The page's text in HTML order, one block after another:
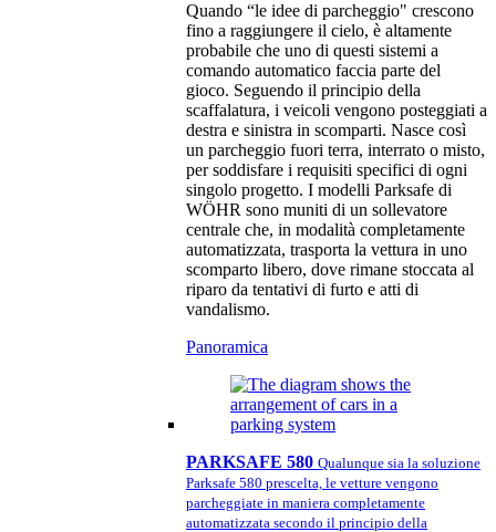
Quando “le idee di parcheggio" crescono
fino a raggiungere il cielo, è altamente
probabile che uno di questi sistemi a
comando automatico faccia parte del
gioco. Seguendo il principio della
scaffalatura, i veicoli vengono posteggiati a
destra e sinistra in scomparti. Nasce così
un parcheggio fuori terra, interrato o misto,
per soddisfare i requisiti specifici di ogni
singolo progetto. I modelli Parksafe di
WÖHR sono muniti di un sollevatore
centrale che, in modalità completamente
automatizzata, trasporta la vettura in uno
scomparto libero, dove rimane stoccata al
riparo da tentativi di furto e atti di
vandalismo.
Panoramica
PARKSAFE 580 Qualunque sia la soluzione
Parksafe 580 prescelta, le vetture vengono
parcheggiate in maniera completamente
automatizzata secondo il principio della